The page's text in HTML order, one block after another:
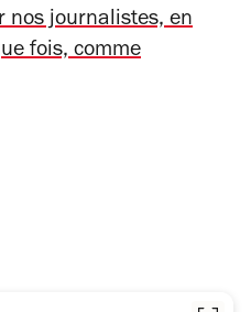
nos journalistes, en
fois, comme